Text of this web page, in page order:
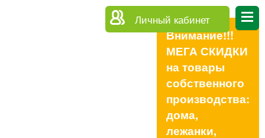
Личный кабинет
Внимание!!!
МЕГА СКИДКИ
на товары
собственного
производства:
дома,
лежанки,